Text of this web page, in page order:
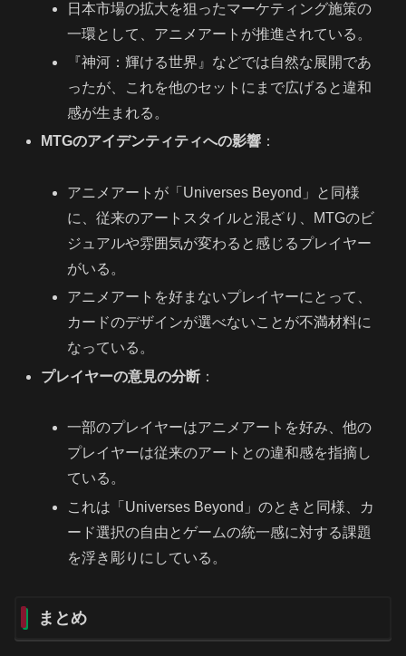
日本市場の拡大を狙ったマーケティング施策の
一環として、アニメアートが推進されている。
『神河：輝ける世界』などでは自然な展開であ
ったが、これを他のセットにまで広げると違和
感が生まれる。
MTGのアイデンティティへの影響 ：
アニメアートが「Universes Beyond」と同様
に、従来のアートスタイルと混ざり、MTGのビ
ジュアルや雰囲気が変わると感じるプレイヤー
がいる。
アニメアートを好まないプレイヤーにとって、
カードのデザインが選べないことが不満材料に
なっている。
プレイヤーの意見の分断 ：
一部のプレイヤーはアニメアートを好み、他の
プレイヤーは従来のアートとの違和感を指摘し
ている。
これは「Universes Beyond」のときと同様、カ
ード選択の自由とゲームの統一感に対する課題
を浮き彫りにしている。
まとめ